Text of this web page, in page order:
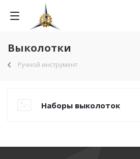
Выколотки
Ручной инструмент
Наборы выколоток